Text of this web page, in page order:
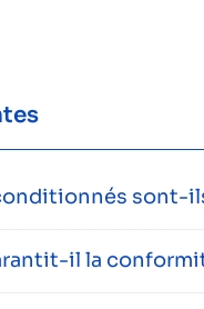
sont-
il la